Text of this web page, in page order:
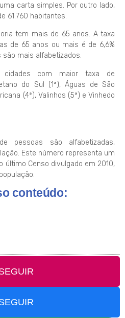
carta simples. Por outro lado,
61.760 habitantes.
tem mais de 65 anos. A taxa
de 65 anos ou mais é de 6,6%
são mais alfabetizados.
cidades com maior taxa de
do Sul (1ª), Águas de São
(4ª), Valinhos (5ª) e Vinhedo
pessoas são alfabetizadas,
Este número representa um
último Censo divulgado em 2010,
conteúdo: